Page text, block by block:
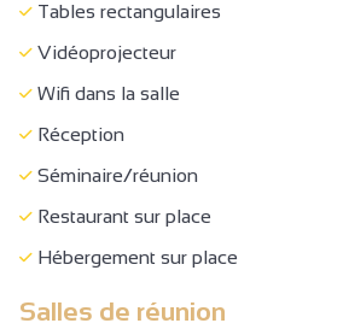
Séminaire/réunion
Tables rectangulaires
Vidéoprojecteur
Wifi dans la salle
Réception
Séminaire/réunion
Restaurant sur place
Hébergement sur place
Salles de réunion